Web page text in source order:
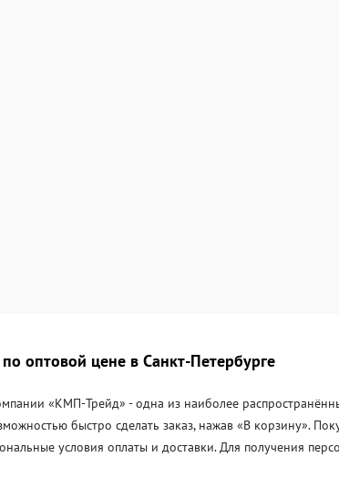
оптовой цене в Санкт-Петербурге
«KМП-Трейд» - одна из наиболее
быстро сделать заказ, нажав «В корзину».
условия оплаты и доставки. Для получения